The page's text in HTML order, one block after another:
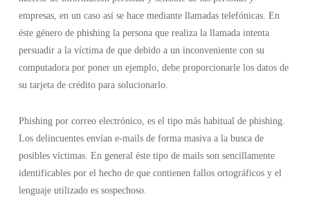
empresas, en un caso así se hace mediante llamadas telefónicas. En
éste género de phishing la persona que realiza la llamada intenta
persuadir a la víctima de que debido a un inconveniente con su
computadora por poner un ejemplo, debe proporcionarle los datos de
su tarjeta de crédito para solucionarlo.
Phishing por correo electrónico, es el tipo más habitual de phishing.
Los delincuentes envían e-mails de forma masiva a la busca de
posibles víctimas. En general éste tipo de mails son sencillamente
identificables por el hecho de que contienen fallos ortográficos y el
lenguaje utilizado es sospechoso.